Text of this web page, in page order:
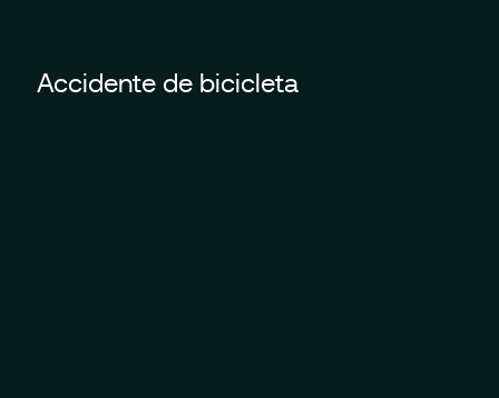
Accidente de bicicleta